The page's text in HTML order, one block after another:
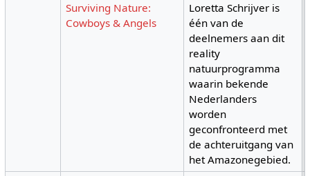
Surviving Nature:
Cowboys & Angels
Loretta Schrijver is
één van de
deelnemers aan dit
reality
natuurprogramma
waarin bekende
Nederlanders
worden
geconfronteerd met
de achteruitgang van
het Amazonegebied.